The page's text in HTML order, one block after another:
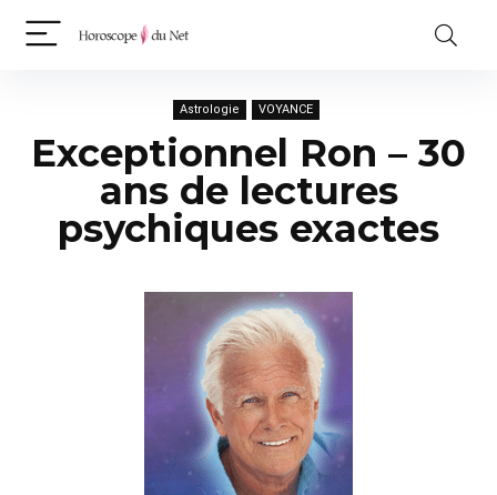
Astrologie VOYANCE
Exceptionnel Ron – 30
ans de lectures
psychiques exactes